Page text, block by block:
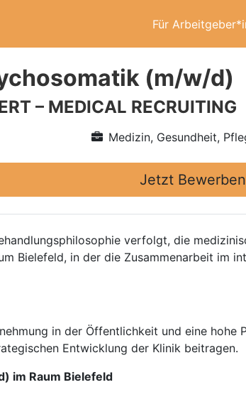
Für
(m/w/d)
– MEDICAL RECRUITING
Medizin, Gesundheit,
Jetzt Bewerben
verfolgt, die
Bielefeld, in der die Zusammenarbeit im
in der Öffentlichkeit und eine hohe
Entwicklung der Klinik beitragen.
im Raum Bielefeld